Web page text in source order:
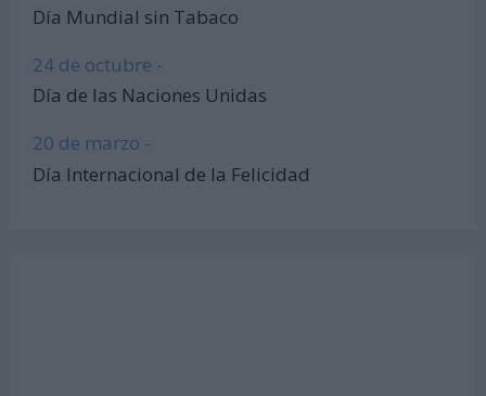
Día Mundial sin Tabaco
24 de octubre -
Día de las Naciones Unidas
20 de marzo -
Día Internacional de la Felicidad